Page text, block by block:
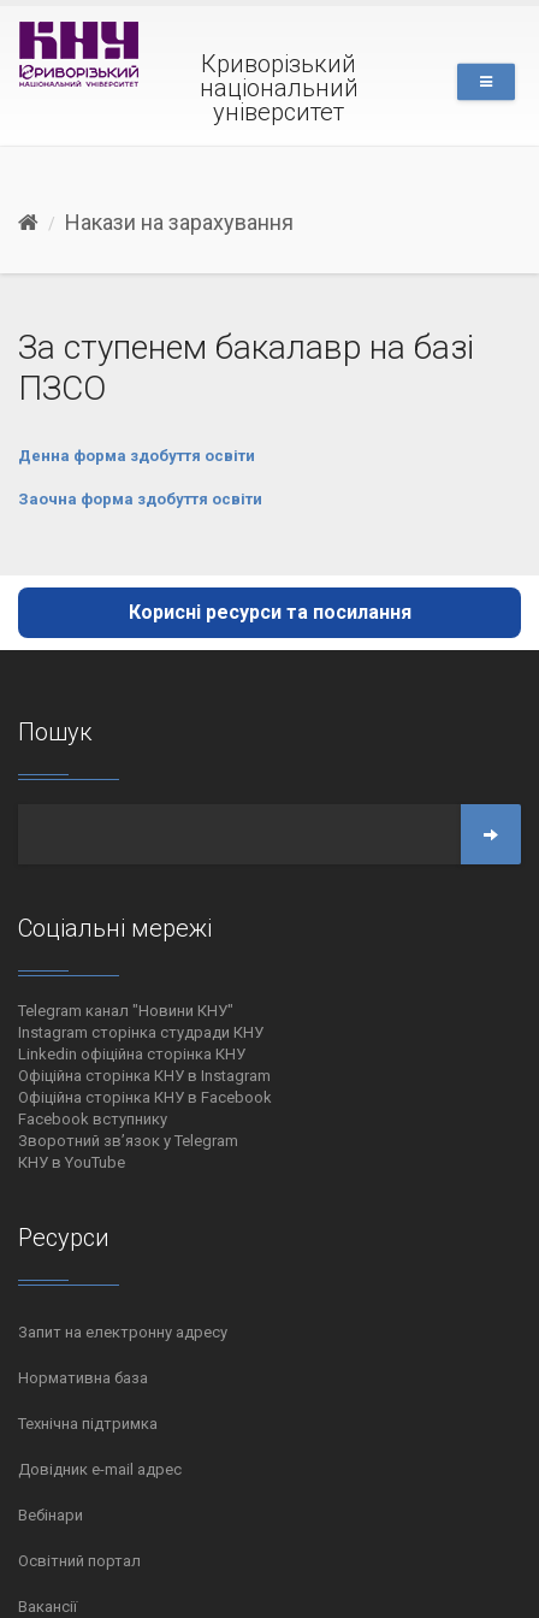
Криворізький
національний
університет
Накази на зарахування
За ступенем бакалавр на базі
ПЗСО
Денна форма здобуття освіти
Заочна форма здобуття освіти
Корисні ресурси та посилання
Пошук
Соціальні мережі
Telegram канал "Новини КНУ"
Instagram сторінка студради КНУ
Linkedin офіційна сторінка КНУ
Офіційна сторінка КНУ в Instagram
Офіційна сторінка КНУ в Facebook
Facebook вступнику
Зворотний зв’язок у Telegram
КНУ в YouTube
Ресурси
Запит на електронну адресу
Нормативна база
Технічна підтримка
Довідник e-mail адрес
Вебінари
Освітний портал
Вакансії